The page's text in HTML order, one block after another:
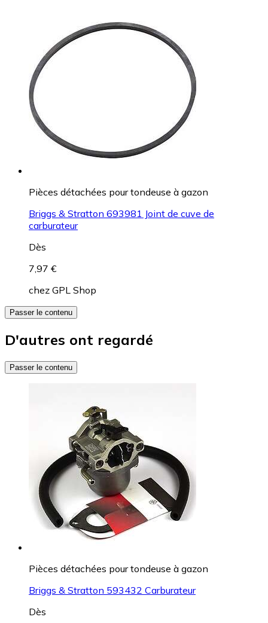
Pièces détachées pour tondeuse à gazon
Briggs & Stratton 693981 Joint de cuve de
carburateur
Dès
7,97 €
chez GPL Shop
Passer le contenu
D'autres ont regardé
Passer le contenu
Pièces détachées pour tondeuse à gazon
Briggs & Stratton 593432 Carburateur
Dès